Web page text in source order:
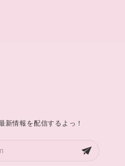
新情報を配信するよっ！